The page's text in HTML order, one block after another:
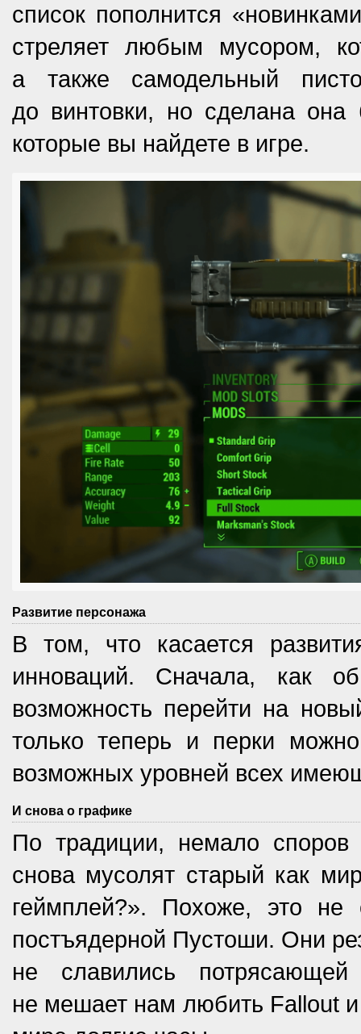
список пополнится
стреляет любым мусором,
а также самодельный
до винтовки, но сделана она
которые вы найдете в игре.
Развитие персонажа
В том, что касается
инноваций. Сначала, как
возможность перейти на
только теперь и перки
возможных уровней всех
И снова о графике
По традиции, немало споров
снова мусолят старый как
геймплей?». Похоже, это не
постъядерной Пустоши. Они
не славились
не мешает нам любить Fallout и